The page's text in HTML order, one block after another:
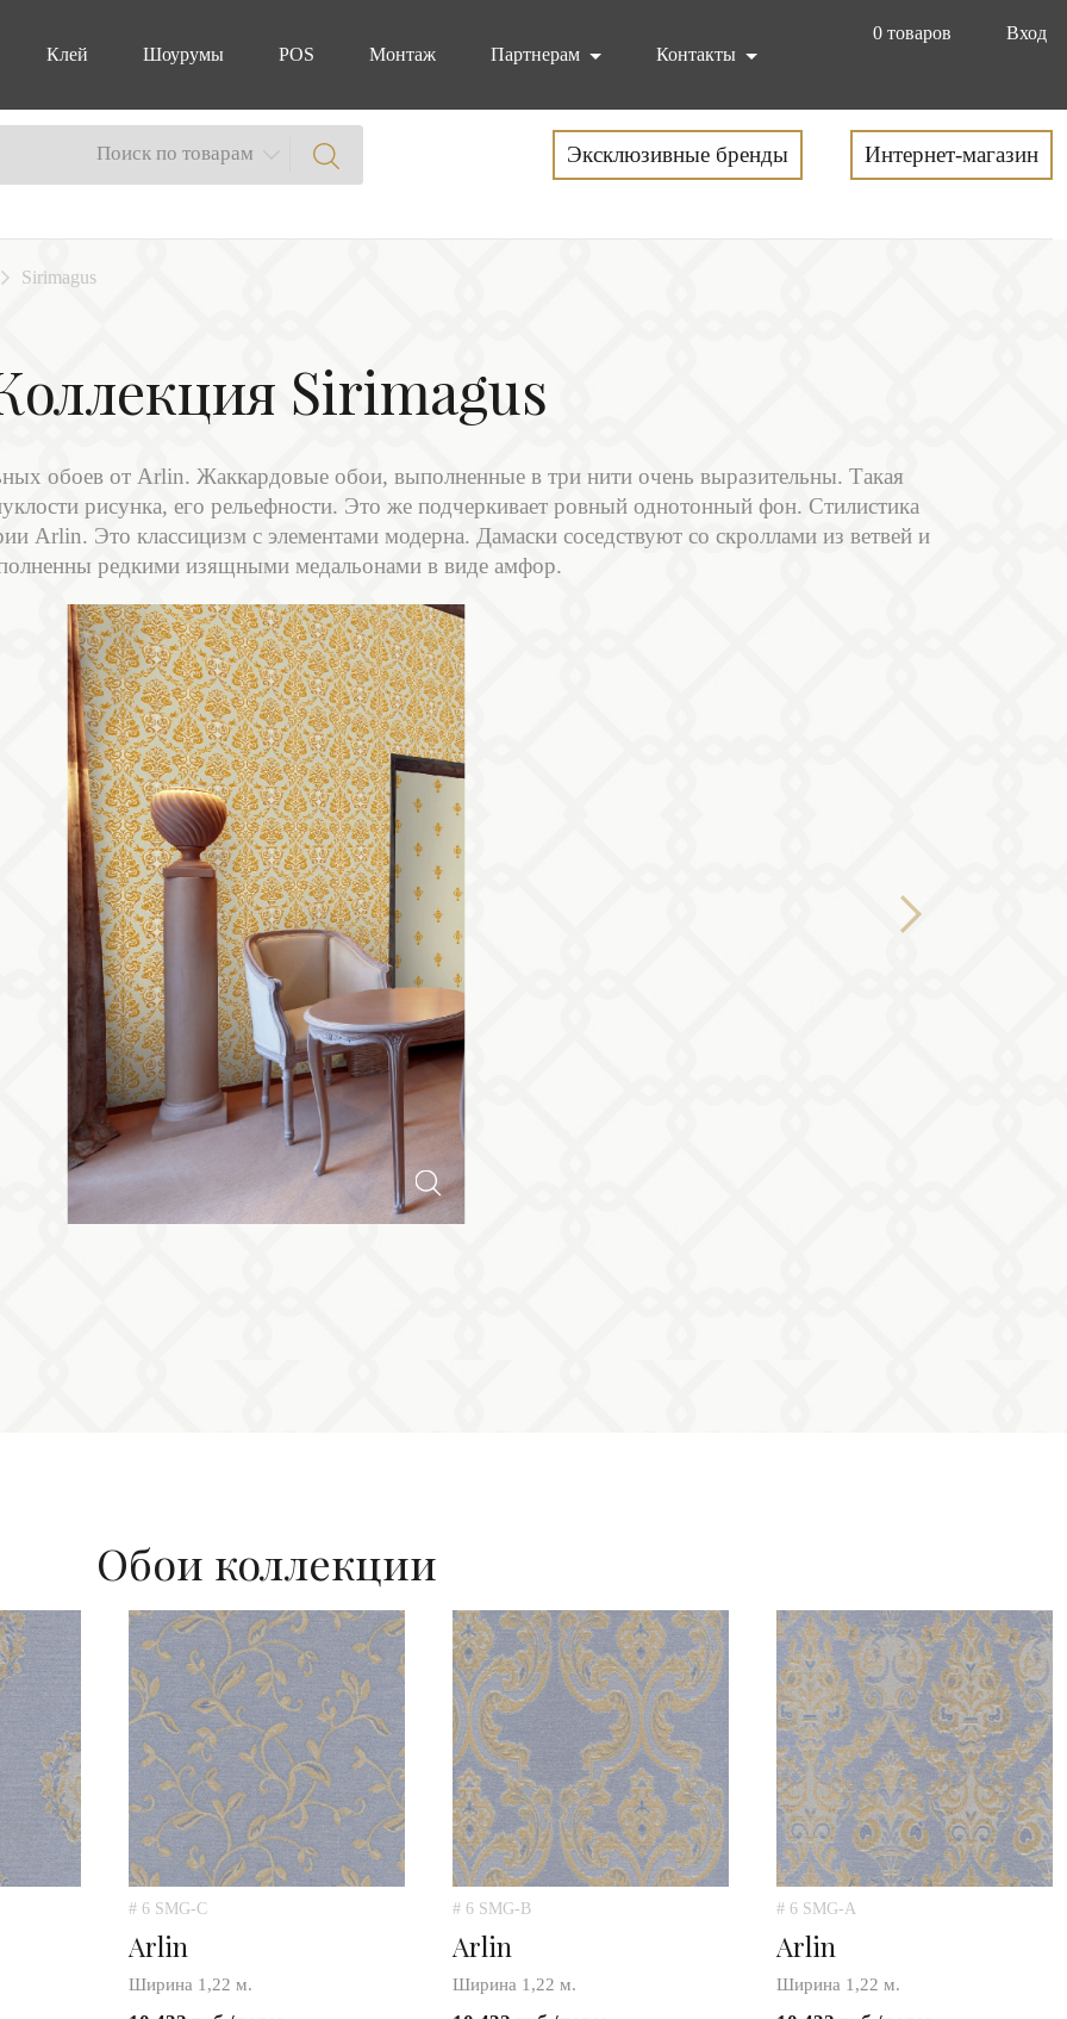
0 товаров
Вход
Клей
Шоурумы POS Монтаж Партнерам Контакты
Поиск по товарам Эксклюзивные бренды Интернет-магазин
Sirimagus
Sirimagus
обоев от Arlin. Жаккардовые обои, выполненные в три нити очень выразительны. Такая
рисунка, его рельефности. Это же подчеркивает ровный однотонный фон. Стилистика
Arlin. Это классицизм с элементами модерна. Дамаски соседствуют со скроллами из ветвей и
редкими изящными медальонами в виде амфор.
Next
Обои коллекции
# 6 SMG-C
Arlin
Ширина 1,22 м.
# 6 SMG-B
Arlin
Ширина 1,22 м.
# 6 SMG-A
Arlin
Ширина 1,22 м.